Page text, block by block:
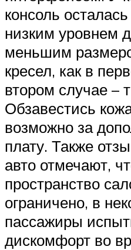
консоль
низким уровнем
меньшим
кресел, как в
втором случае –
Обзавестись
возможно за
плату. Также
авто отмечают,
пространство
ограничено, в
пассажиры
дискомфорт во